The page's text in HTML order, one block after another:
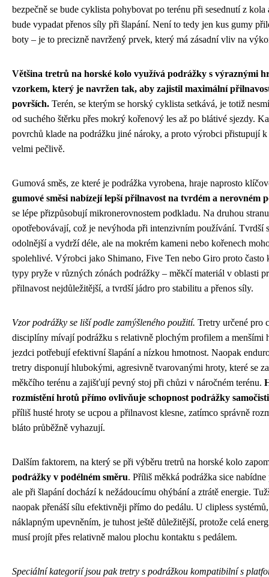
bezpečně se bude cyklista pohybovat po terénu při sesednutí z kola
bude vypadat přenos síly při šlapání. Není to tedy jen kus gumy
boty – je to precizně navržený prvek, který má zásadní vliv na
Většina tretrů na horské kolo využívá podrážky s výraznými
vzorkem, který je navržen tak, aby zajistil maximální
površích. Terén, se kterým se horský cyklista setkává, je totiž
od suchého štěrku přes mokrý kořenový les až po blátivé sjezdy.
povrchů klade na podrážku jiné nároky, a proto výrobci přistupují
velmi pečlivě.
Gumová směs, ze které je podrážka vyrobena, hraje naprosto
gumové směsi nabízejí lepší přilnavost na tvrdém a nerovném
se lépe přizpůsobují mikronerovnostem podkladu. Na druhou
opotřebovávají, což je nevýhoda při intenzivním používání. Tvrdší
odolnější a vydrží déle, ale na mokrém kameni nebo kořenech
spolehlivé. Výrobci jako Shimano, Five Ten nebo Giro proto často
typy pryže v různých zónách podrážky – měkčí materiál v oblasti
přilnavost nejdůležitější, a tvrdší jádro pro stabilitu a přenos síly.
Vzor podrážky se liší podle zamýšleného použití. Tretry určené pro
disciplíny mívají podrážku s relativně plochým profilem a menšími
jezdci potřebují efektivní šlapání a nízkou hmotnost. Naopak
tretry disponují hlubokými, agresivně tvarovanými hroty, které se
měkčího terénu a zajišťují pevný stoj při chůzi v náročném terénu.
rozmístění hrotů přímo ovlivňuje schopnost podrážky
příliš husté hroty se ucpou a přilnavost klesne, zatímco správně
bláto průběžně vyhazují.
Dalším faktorem, na který se při výběru tretrů na horské kolo
podrážky v podélném směru. Příliš měkká podrážka sice
ale při šlapání dochází k nežádoucímu ohýbání a ztrátě energie.
naopak přenáší sílu efektivněji přímo do pedálu. U clipless
náklapným upevněním, je tuhost ještě důležitější, protože celá
musí projít přes relativně malou plochu kontaktu s pedálem.
Speciální kategorií jsou pak tretry s podrážkou kompatibilní s